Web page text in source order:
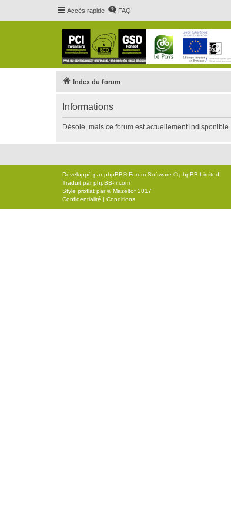
Accès rapide FAQ
Index du forum
Informations
Désolé, mais ce forum est actuellement indisponible.
Développé parphpBB® Forum Software © phpBB Limited
Traduit parphpBB-fr.com
Style proflat par ©Mazeltof 2017
Confidentialité | Conditions